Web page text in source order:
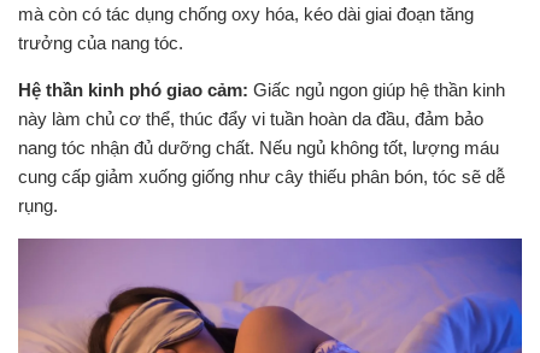
mà còn có tác dụng chống oxy hóa, kéo dài giai đoạn tăng
trưởng của nang tóc.
Hệ thần kinh phó giao cảm: Giấc ngủ ngon giúp hệ thần kinh
này làm chủ cơ thể, thúc đẩy vi tuần hoàn da đầu, đảm bảo
nang tóc nhận đủ dưỡng chất. Nếu ngủ không tốt, lượng máu
cung cấp giảm xuống giống như cây thiếu phân bón, tóc sẽ dễ
rụng.